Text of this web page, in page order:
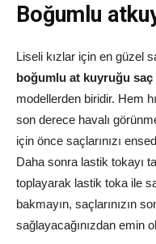
Boğumlu
Liseli kızlar için en güzel
boğumlu at kuyruğu saç
modellerden biridir. Hem
son derece havalı
için önce saçlarınızı
Daha sonra lastik tokayı
toplayarak lastik toka ile
bakmayın, saçlarınızın
sağlayacağınızdan emin